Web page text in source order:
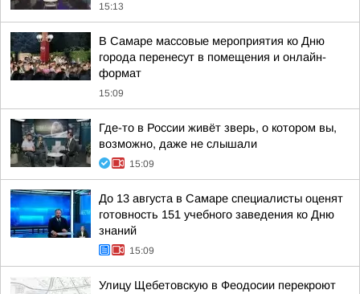
15:13
В Самаре массовые мероприятия ко Дню
города перенесут в помещения и онлайн-
формат
15:09
Где-то в России живёт зверь, о котором вы,
возможно, даже не слышали
15:09
До 13 августа в Самаре специалисты оценят
готовность 151 учебного заведения ко Дню
знаний
15:09
Улицу Щебетовскую в Феодосии перекроют